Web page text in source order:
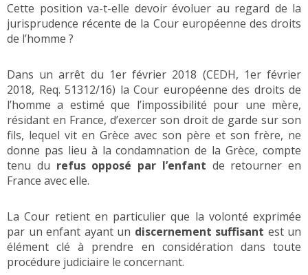
Cette position va-t-elle devoir évoluer au regard de la
jurisprudence récente de la Cour européenne des droits
de l’homme ?
Dans un arrêt du 1er février 2018 (CEDH, 1er février
2018, Req. 51312/16) la Cour européenne des droits de
l’homme a estimé que l’impossibilité pour une mère,
résidant en France, d’exercer son droit de garde sur son
fils, lequel vit en Grèce avec son père et son frère, ne
donne pas lieu à la condamnation de la Grèce, compte
tenu du refus opposé par l’enfant de retourner en
France avec elle.
La Cour retient en particulier que la volonté exprimée
par un enfant ayant un discernement suffisant est un
élément clé à prendre en considération dans toute
procédure judiciaire le concernant.